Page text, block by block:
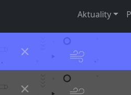
Aktuality